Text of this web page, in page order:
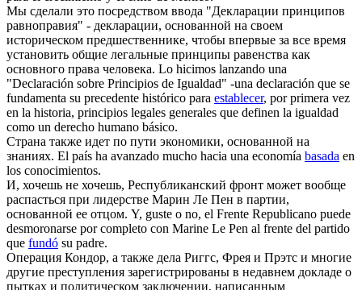
Мы сделали это посредством ввода "Декларации принципов
равноправия" - декларации, основанной на своем
историческом предшественнике, чтобы впервые за все время
установить общие легальные принципы равенства как
основного права человека. Lo hicimos lanzando una
"Declaración sobre Principios de Igualdad" -una declaración que se
fundamenta su precedente histórico para establecer, por primera vez
en la historia, principios legales generales que definen la igualdad
como un derecho humano básico.
Страна также идет по пути экономики, основанной на
знаниях. El país ha avanzado mucho hacia una economía basada en
los conocimientos.
И, хочешь не хочешь, Республиканский фронт может вообще
распасться при лидерстве Марин Ле Пен в партии,
основанной ее отцом. Y, guste o no, el Frente Republicano puede
desmoronarse por completo con Marine Le Pen al frente del partido
que fundó su padre.
Операция Кондор, а также дела Риггс, Фрея и Прэтс и многие
другие преступления зарегистрированы в недавнем докладе о
пытках и политическом заключении, написанным